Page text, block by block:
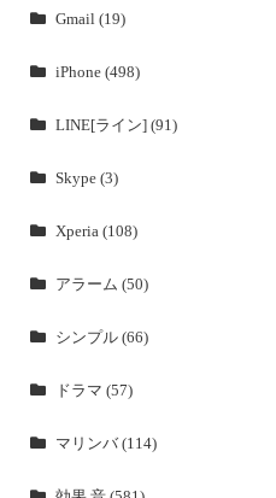
Gmail (19)
iPhone (498)
LINE[ライン] (91)
Skype (3)
Xperia (108)
アラーム (50)
シンプル (66)
ドラマ (57)
マリンバ (114)